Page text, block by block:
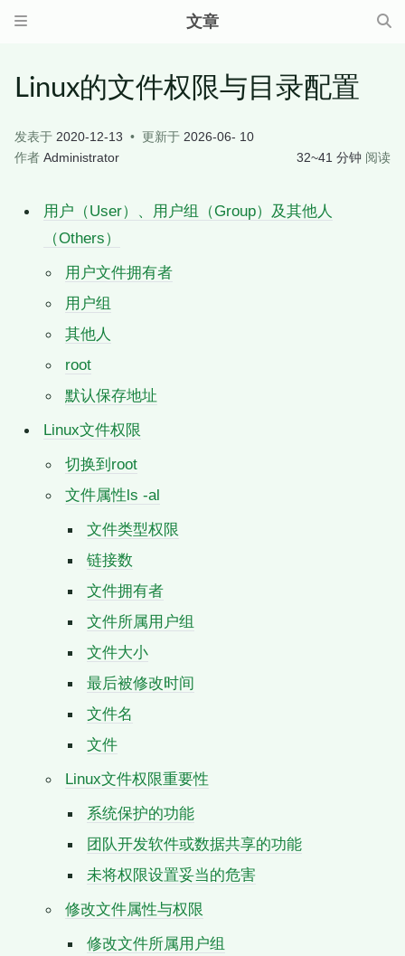
文章
Linux的文件权限与目录配置
发表于 2020-12-13 更新于 2026-06- 10
作者 Administrator 32~41 分钟 阅读
用户（User）、用户组（Group）及其他人
（Others）
用户文件拥有者
用户组
其他人
root
默认保存地址
Linux文件权限
切换到root
文件属性ls -al
文件类型权限
链接数
文件拥有者
文件所属用户组
文件大小
最后被修改时间
文件名
文件
Linux文件权限重要性
系统保护的功能
团队开发软件或数据共享的功能
未将权限设置妥当的危害
修改文件属性与权限
修改文件所属用户组